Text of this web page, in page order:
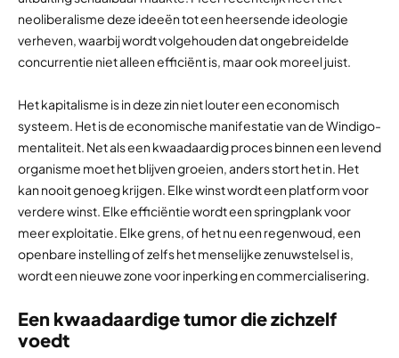
neoliberalisme deze ideeën tot een heersende ideologie
verheven, waarbij wordt volgehouden dat ongebreidelde
concurrentie niet alleen efficiënt is, maar ook moreel juist.
Het kapitalisme is in deze zin niet louter een economisch
systeem. Het is de economische manifestatie van de Windigo-
mentaliteit. Net als een kwaadaardig proces binnen een levend
organisme moet het blijven groeien, anders stort het in. Het
kan nooit genoeg krijgen. Elke winst wordt een platform voor
verdere winst. Elke efficiëntie wordt een springplank voor
meer exploitatie. Elke grens, of het nu een regenwoud, een
openbare instelling of zelfs het menselijke zenuwstelsel is,
wordt een nieuwe zone voor inperking en commercialisering.
Een kwaadaardige tumor die zichzelf
voedt